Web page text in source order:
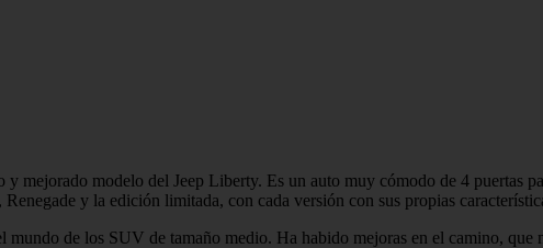
mejorado modelo del Jeep Liberty. Es un auto muy cómodo de 4 puertas
y la edición limitada, con cada versión con sus propias
mundo de los SUV de tamaño medio. Ha habido mejoras en el camino,